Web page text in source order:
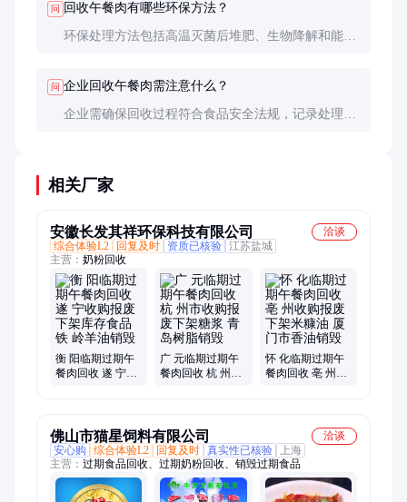
问 回收午餐肉有哪些环保方法？
环保处理方法包括高温灭菌后堆肥、生物降解和能源
问 企业回收午餐肉需注意什么？
企业需确保回收过程符合食品安全法规，记录处理流
相关厂家
安徽长发其祥环保科技有限公司
洽谈
综合体验L2
回复及时 资质已核验 江苏盐城
主营： 奶粉回收
衡 阳临期过期午
餐肉回收 遂 宁收
广 元临期过期午
餐肉回收 杭 州市
怀 化临期过期午
餐肉回收 亳 州收
佛山市猫星饲料有限公司
洽谈
安心购
综合体验L2 回复及时 真实性已核验
上海
主营： 过期食品回收、过期奶粉回收、销毁过期食品